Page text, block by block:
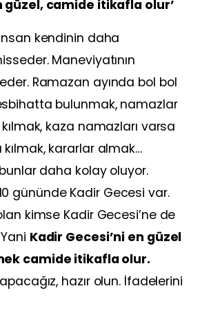
güzel, camide itikafla olur’
kendinin daha
Maneviyatının
Ramazan ayında bol bol
bulunmak, namazlar
kaza namazları varsa
kılmak, kararlar almak…
daha kolay oluyor.
gününde Kadir Gecesi var.
kimse Kadir Gecesi’ne de
Kadir Gecesi’ni en güzel
camide itikafla olur.
hazır olun. İfadelerini